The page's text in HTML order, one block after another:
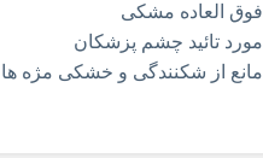
فوق العاده مشکی
مورد تائید چشم پزشکان
مانع از شکنندگی و خشکی مژه ها